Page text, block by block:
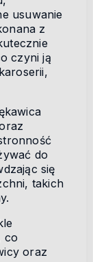
usuwanie
z
czyni ją
do
się
takich
co
oraz